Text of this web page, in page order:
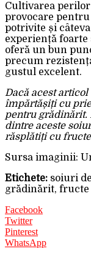
Cultivarea
provocare
potrivite și
experiență foarte
oferă un bun
precum
gustul excelent.
Dacă acest
împărtășiți cu
pentru
dintre aceste
răsplătiți cu
Sursa imaginii:
Etichete: soiuri
grădinărit, fructe
Facebook
Twitter
Pinterest
WhatsApp